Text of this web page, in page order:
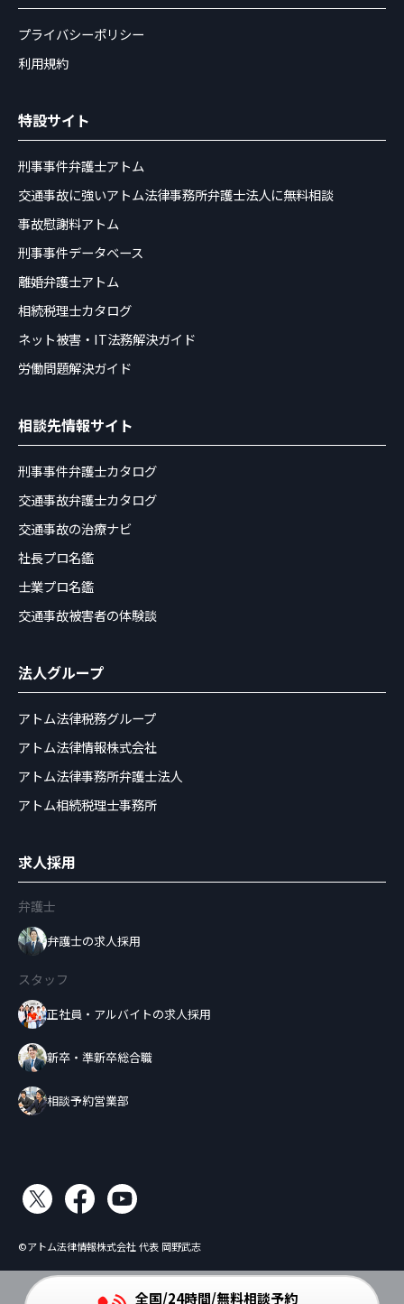
プライバシーポリシー
利用規約
特設サイト
刑事事件弁護士アトム
交通事故に強いアトム法律事務所弁護士法人に無料相談
事故慰謝料アトム
刑事事件データベース
離婚弁護士アトム
相続税理士カタログ
ネット被害・IT法務解決ガイド
労働問題解決ガイド
相談先情報サイト
刑事事件弁護士カタログ
交通事故弁護士カタログ
交通事故の治療ナビ
社長プロ名鑑
士業プロ名鑑
交通事故被害者の体験談
法人グループ
アトム法律税務グループ
アトム法律情報株式会社
アトム法律事務所弁護士法人
アトム相続税理士事務所
求人採用
弁護士
弁護士の求人採用
スタッフ
正社員・アルバイトの求人採用
新卒・準新卒総合職
相談予約営業部
©アトム法律情報株式会社 代表 岡野武志
全国/24時間/無料相談予約